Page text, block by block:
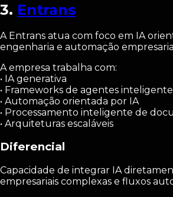
3. Entrans
A Entrans atua com foco em IA
engenharia e automação
A empresa trabalha com:
• IA generativa
• Frameworks de agentes
• Automação orientada por IA
• Processamento inteligente de
• Arquiteturas escaláveis
Diferencial
Capacidade de integrar IA
empresariais complexas e fluxos